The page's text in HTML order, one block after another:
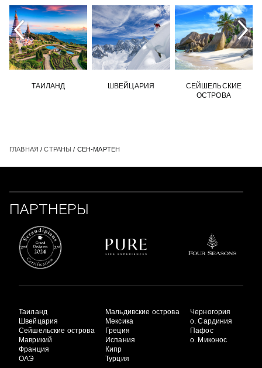
ТАИЛАНД ШВЕЙЦАРИЯ
СЕЙШЕЛЬСКИЕ
ОСТРОВА
ГЛАВНАЯ /СТРАНЫ / СЕН-МАРТЕН
ПАРТНЕРЫ
Таиланд
Швейцария
Сейшельские острова
Маврикий
Франция
ОАЭ
Мальдивские острова
Мексика
Греция
Испания
Кипр
Турция
Черногория
о. Сардиния
Пафос
о. Миконос